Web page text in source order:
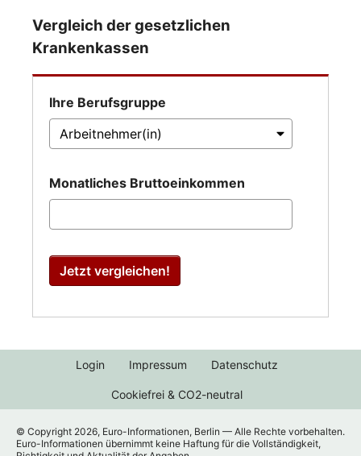
Vergleich der gesetzlichen
Krankenkassen
Ihre Berufsgruppe
Monatliches Bruttoeinkommen
Jetzt vergleichen!
Login Impressum Datenschutz
Cookiefrei & CO2-neutral
© Copyright 2026, Euro-Informationen, Berlin — Alle Rechte vorbehalten.
Euro-Informationen übernimmt keine Haftung für die Vollständigkeit,